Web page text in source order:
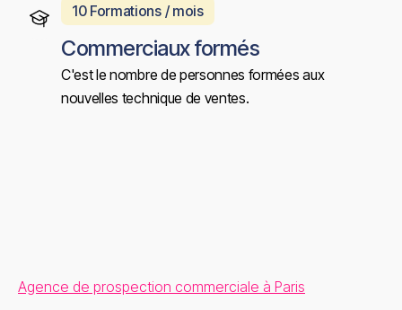
10 Formations / mois
Commerciaux formés
C'est le nombre de personnes formées aux
nouvelles technique de ventes.
Agence de prospection commerciale à Paris